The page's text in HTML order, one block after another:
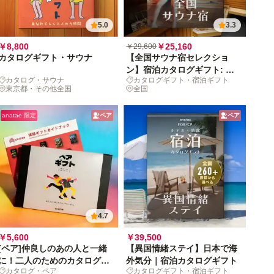
5.0
8,800
タログギフト・サウナ
カタログ・サウナ
東京都・その他全国
3.3
￥29,600￥25,160
【全国サウナ宿セレクショ
ン】宿泊カタログギフト: 掲
載数500+施設〜
カタログギフト・宿泊ギフト
全国
anatae 限定 ペア
4.7
5,600
ア]仲良しのあの人と一緒
！二人のためのカタログギ
カタログ・ペア
ペア
￥39,500
【異国情緒ステイ】日本で海
外気分｜宿泊カタログギフト
カタログギフト・宿泊ギフト